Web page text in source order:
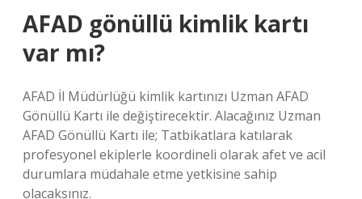
AFAD gönüllü kimlik kartı
var mı?
AFAD İl Müdürlüğü kimlik kartınızı Uzman AFAD
Gönüllü Kartı ile değiştirecektir. Alacağınız Uzman
AFAD Gönüllü Kartı ile; Tatbikatlara katılarak
profesyonel ekiplerle koordineli olarak afet ve acil
durumlara müdahale etme yetkisine sahip
olacaksınız.